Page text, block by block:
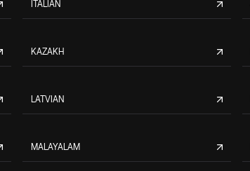
ITALIAN
KAZAKH
LATVIAN
MALAYALAM